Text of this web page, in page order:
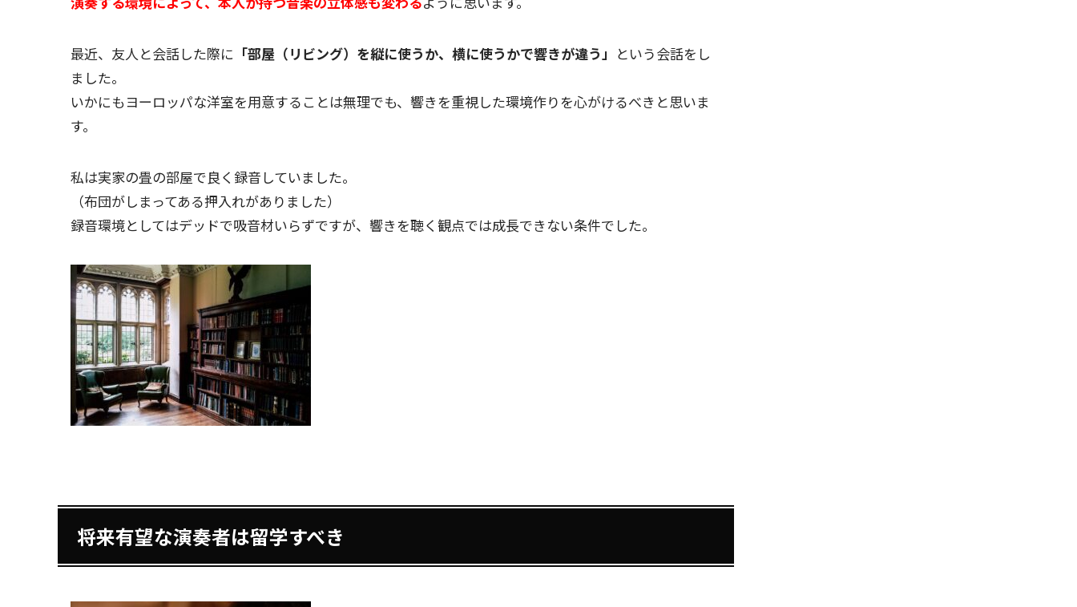
最近、友人と会話した際に 「部屋（リビング）を縦に使うか、横に使うかで響きが違う」 という会話をし
ました。
いかにもヨーロッパな洋室を用意することは無理でも、響きを重視した環境作りを心がけるべきと思いま
す。
私は実家の畳の部屋で良く録音していました。
（布団がしまってある押入れがありました）
録音環境としてはデッドで吸音材いらずですが、響きを聴く観点では成長できない条件でした。
将来有望な演奏者は留学すべき